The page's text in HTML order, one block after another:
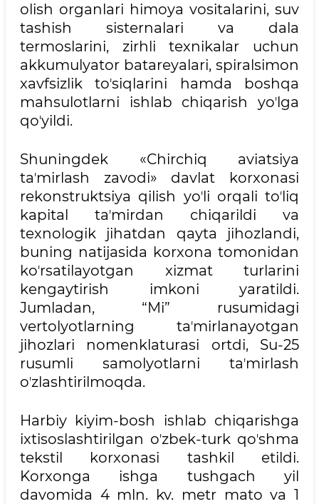
olish organlari himoya vositalarini, suv
tashish sisternalari va dala
termoslarini, zirhli texnikalar uchun
akkumulyator batareyalari, spiralsimon
xavfsizlik toʼsiqlarini hamda boshqa
mahsulotlarni ishlab chiqarish yoʼlga
qoʼyildi.
Shuningdek «Chirchiq aviatsiya
taʼmirlash zavodi» davlat korxonasi
rekonstruktsiya qilish yoʼli orqali toʼliq
kapital taʼmirdan chiqarildi va
texnologik jihatdan qayta jihozlandi,
buning natijasida korxona tomonidan
koʼrsatilayotgan xizmat turlarini
kengaytirish imkoni yaratildi.
Jumladan, “Mi” rusumidagi
vertolyotlarning taʼmirlanayotgan
jihozlari nomenklaturasi ortdi, Su-25
rusumli samolyotlarni taʼmirlash
oʼzlashtirilmoqda.
Harbiy kiyim-bosh ishlab chiqarishga
ixtisoslashtirilgan oʼzbek-turk qoʼshma
tekstil korxonasi tashkil etildi.
Korxonga ishga tushgach yil
davomida 4 mln. kv. metr mato va 1